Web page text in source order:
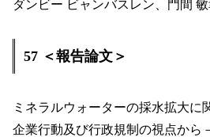
ダンビー ビャンバスレン、門間
57 ＜報告論文＞
ミネラルウォーターの採水拡大に
企業行動及び行政規制の視点から